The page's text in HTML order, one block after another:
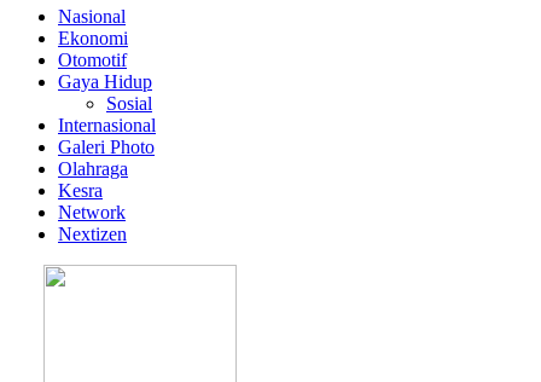
Nasional
Ekonomi
Otomotif
Gaya Hidup
Sosial
Internasional
Galeri Photo
Olahraga
Kesra
Network
Nextizen